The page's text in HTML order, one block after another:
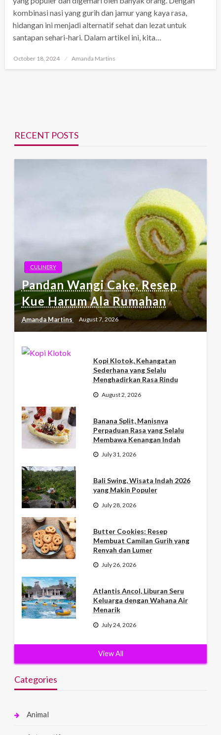
kombinasi nasi yang gurih dan jamur yang kaya rasa,
hidangan ini menjadi alternatif sehat dan lezat untuk
santapan sehari-hari. Dalam artikel ini, kita…
Posted
October 18, 2024 Amanda Martins
RECENT POSTS
CULINERY
Pandan Wangi Cake, Resep
Kue Harum Ala Rumahan
Amanda Martins August 7, 2026
Kopi Klotok, Kehangatan
Sederhana yang Selalu
Menghadirkan Rasa Rindu
August 2, 2026
Banana Split, Manisnya
Perpaduan Rasa yang Selalu
Membawa Kenangan Indah
July 31, 2026
Bali Swing, Wisata Indah 2026
yang Makin Populer
July 28, 2026
Butter Cookies: Resep
Membuat Camilan Gurih yang
Renyah dan Lumer
July 26, 2026
Atlantis Ancol, Liburan Seru
Keluarga dengan Wahana Air
Menarik
July 24, 2026
View All
Categories
Animal